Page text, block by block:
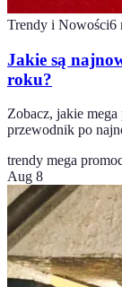
Trendy i Nowości6
Jakie są
roku?
Zobacz, jakie
przewodnik po
trendy mega
Aug 8